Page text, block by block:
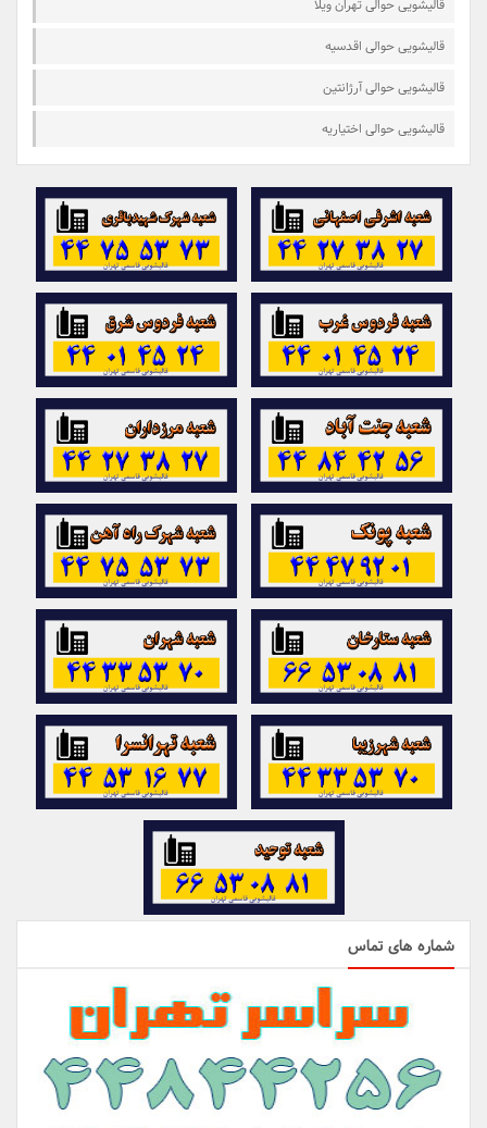
قالیشویی حوالی تهران ویلا
قالیشویی حوالی اقدسیه
قالیشویی حوالی آرژانتین
قالیشویی حوالی اختیاریه
شماره های تماس